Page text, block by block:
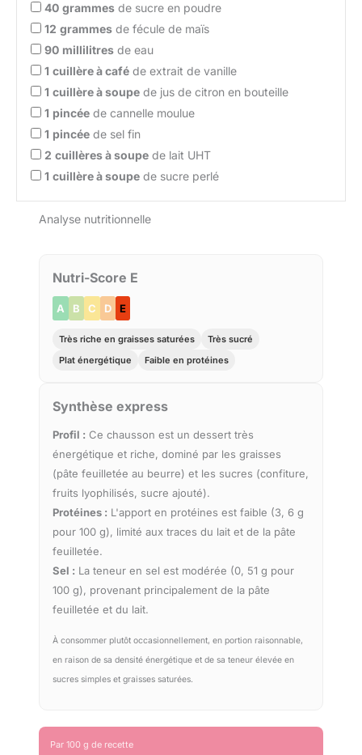
40 grammes de sucre en poudre
12 grammes de fécule de maïs
90 millilitres de eau
1 cuillère à café de extrait de vanille
1 cuillère à soupe de jus de citron en bouteille
1 pincée de cannelle moulue
1 pincée de sel fin
2 cuillères à soupe de lait UHT
1 cuillère à soupe de sucre perlé
Analyse nutritionnelle
Nutri-Score E
A B C D E
Très riche en graisses saturées
Très sucré
Plat énergétique
Faible en protéines
Synthèse express
Profil : Ce chausson est un dessert très
énergétique et riche, dominé par les graisses
(pâte feuilletée au beurre) et les sucres (confiture,
fruits lyophilisés, sucre ajouté).
Protéines : L'apport en protéines est faible (3, 6 g
pour 100 g), limité aux traces du lait et de la pâte
feuilletée.
Sel : La teneur en sel est modérée (0, 51 g pour
100 g), provenant principalement de la pâte
feuilletée et du lait.
À consommer plutôt occasionnellement, en portion raisonnable,
en raison de sa densité énergétique et de sa teneur élevée en
sucres simples et graisses saturées.
Par 100 g de recette